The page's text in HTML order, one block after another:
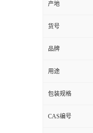
产地
货号
品牌
用途
包装规格
CAS编号